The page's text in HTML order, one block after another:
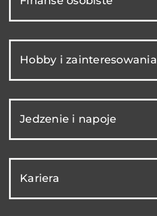
Hobby i zainteresowania
Jedzenie i napoje
Kariera